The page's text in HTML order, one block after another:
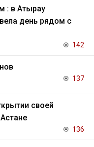
: в Атырау
день рядом с
142
137
своей
136